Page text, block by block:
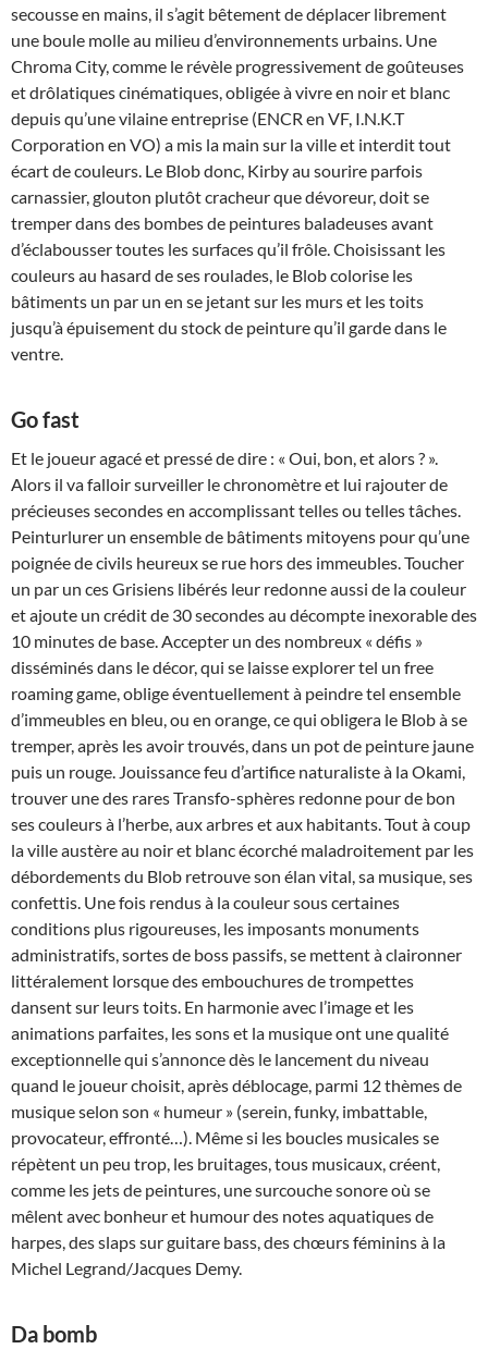
secousse en mains, il s’agit bêtement de déplacer librement
une boule molle au milieu d’environnements urbains. Une
Chroma City, comme le révèle progressivement de goûteuses
et drôlatiques cinématiques, obligée à vivre en noir et blanc
depuis qu’une vilaine entreprise (ENCR en VF, I.N.K.T
Corporation en VO) a mis la main sur la ville et interdit tout
écart de couleurs. Le Blob donc, Kirby au sourire parfois
carnassier, glouton plutôt cracheur que dévoreur, doit se
tremper dans des bombes de peintures baladeuses avant
d’éclabousser toutes les surfaces qu’il frôle. Choisissant les
couleurs au hasard de ses roulades, le Blob colorise les
bâtiments un par un en se jetant sur les murs et les toits
jusqu’à épuisement du stock de peinture qu’il garde dans le
ventre.
Go fast
Et le joueur agacé et pressé de dire : « Oui, bon, et alors ? ».
Alors il va falloir surveiller le chronomètre et lui rajouter de
précieuses secondes en accomplissant telles ou telles tâches.
Peinturlurer un ensemble de bâtiments mitoyens pour qu’une
poignée de civils heureux se rue hors des immeubles. Toucher
un par un ces Grisiens libérés leur redonne aussi de la couleur
et ajoute un crédit de 30 secondes au décompte inexorable des
10 minutes de base. Accepter un des nombreux « défis »
disséminés dans le décor, qui se laisse explorer tel un free
roaming game, oblige éventuellement à peindre tel ensemble
d’immeubles en bleu, ou en orange, ce qui obligera le Blob à se
tremper, après les avoir trouvés, dans un pot de peinture jaune
puis un rouge. Jouissance feu d’artifice naturaliste à la Okami,
trouver une des rares Transfo-sphères redonne pour de bon
ses couleurs à l’herbe, aux arbres et aux habitants. Tout à coup
la ville austère au noir et blanc écorché maladroitement par les
débordements du Blob retrouve son élan vital, sa musique, ses
confettis. Une fois rendus à la couleur sous certaines
conditions plus rigoureuses, les imposants monuments
administratifs, sortes de boss passifs, se mettent à claironner
littéralement lorsque des embouchures de trompettes
dansent sur leurs toits. En harmonie avec l’image et les
animations parfaites, les sons et la musique ont une qualité
exceptionnelle qui s’annonce dès le lancement du niveau
quand le joueur choisit, après déblocage, parmi 12 thèmes de
musique selon son « humeur » (serein, funky, imbattable,
provocateur, effronté…). Même si les boucles musicales se
répètent un peu trop, les bruitages, tous musicaux, créent,
comme les jets de peintures, une surcouche sonore où se
mêlent avec bonheur et humour des notes aquatiques de
harpes, des slaps sur guitare bass, des chœurs féminins à la
Michel Legrand/Jacques Demy.
Da bomb